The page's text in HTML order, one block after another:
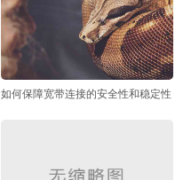
如何保障宽带连接的安全性和稳定性